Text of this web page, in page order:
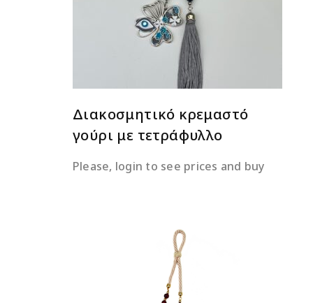
Διακοσμητικό κρεμαστό
γούρι με τετράφυλλο
Please, login to see prices and buy